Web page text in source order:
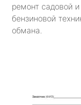
ремонт садовой и
бензиновой
обмана.